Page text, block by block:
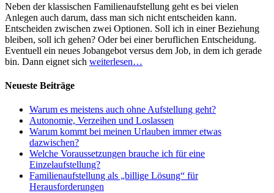
Neben der klassischen Familienaufstellung geht es bei vielen
Anlegen auch darum, dass man sich nicht entscheiden kann.
Entscheiden zwischen zwei Optionen. Soll ich in einer Beziehung
bleiben, soll ich gehen? Oder bei einer beruflichen Entscheidung.
Eventuell ein neues Jobangebot versus dem Job, in dem ich gerade
bin. Dann eignet sich weiterlesen…
Neueste Beiträge
Warum es meistens auch ohne Aufstellung geht?
Autonomie, Verzeihen und Loslassen
Warum kommt bei meinen Urlauben immer etwas
dazwischen?
Welche Voraussetzungen brauche ich für eine
Einzelaufstellung?
Familienaufstellung als „billige Lösung“ für
Herausforderungen